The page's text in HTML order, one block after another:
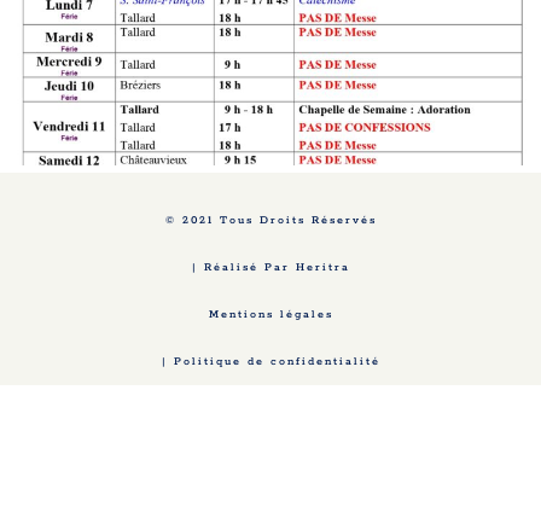
© 2021 Tous Droits Réservés
| Réalisé Par Heritra
Mentions légales
| Politique de confidentialité